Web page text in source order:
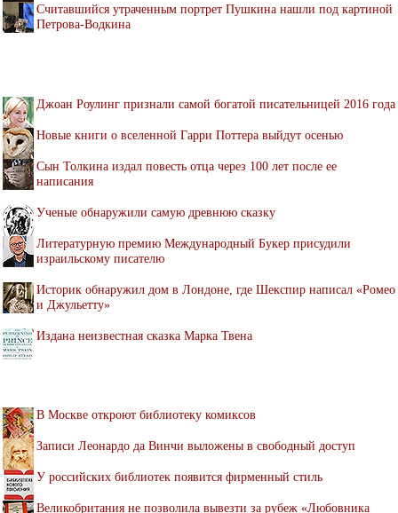
Считавшийся утраченным портрет Пушкина нашли под картиной
Петрова-Водкина
Джоан Роулинг признали самой богатой писательницей 2016 года
Новые книги о вселенной Гарри Поттера выйдут осенью
Сын Толкина издал повесть отца через 100 лет после ее
написания
Ученые обнаружили самую древнюю сказку
Литературную премию Международный Букер присудили
израильскому писателю
Историк обнаружил дом в Лондоне, где Шекспир написал «Ромео
и Джульетту»
Издана неизвестная сказка Марка Твена
В Москве откроют библиотеку комиксов
Записи Леонардо да Винчи выложены в свободный доступ
У российских библиотек появится фирменный стиль
Великобритания не позволила вывезти за рубеж «Любовника